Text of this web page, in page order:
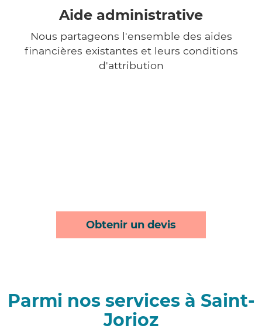
Aide administrative
Nous partageons l'ensemble des aides
financières existantes et leurs conditions
d'attribution
Obtenir un devis
Parmi nos services à Saint-
Jorioz